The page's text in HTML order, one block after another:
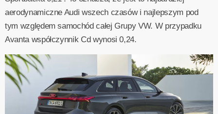
aerodynamiczne Audi wszech czasów i najlepszym pod
tym względem samochód całej Grupy VW. W przypadku
Avanta współczynnik Cd wynosi 0,24.